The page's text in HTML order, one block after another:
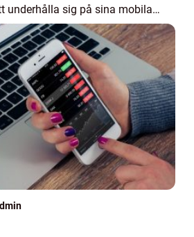
underhålla sig på sina mobila
kommer att ge en det...